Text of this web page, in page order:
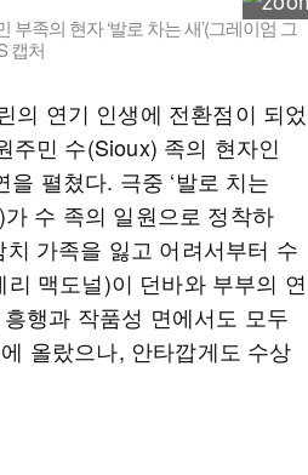
부족의 현자 ‘발로 차는 새’(그레이엄 그
캡처
의 연기 인생에 전환점이 되었
주민 수(Sioux) 족의 현자인
을 펼쳤다. 극중 ‘발로 치는
수 족의 일원으로 정착하
가족을 잃고 어려서부터 수
맥도널)이 던바와 부부의 연
행과 작품성 면에서도 모두
올랐으나, 안타깝게도 수상